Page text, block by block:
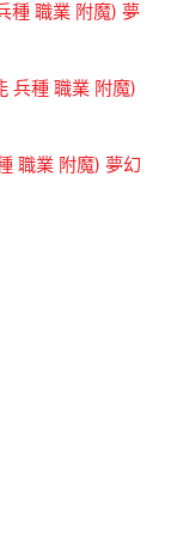
種 職業 附魔) 夢
兵種 職業 附魔)
職業 附魔) 夢幻